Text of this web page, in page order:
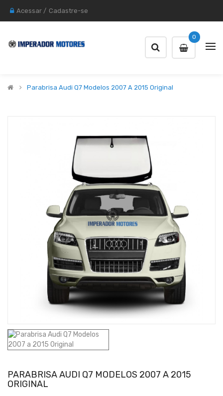
Acessar / Cadastre-se
0
Parabrisa Audi Q7 Modelos 2007 A 2015 Original
PARABRISA AUDI Q7 MODELOS 2007 A 2015
ORIGINAL